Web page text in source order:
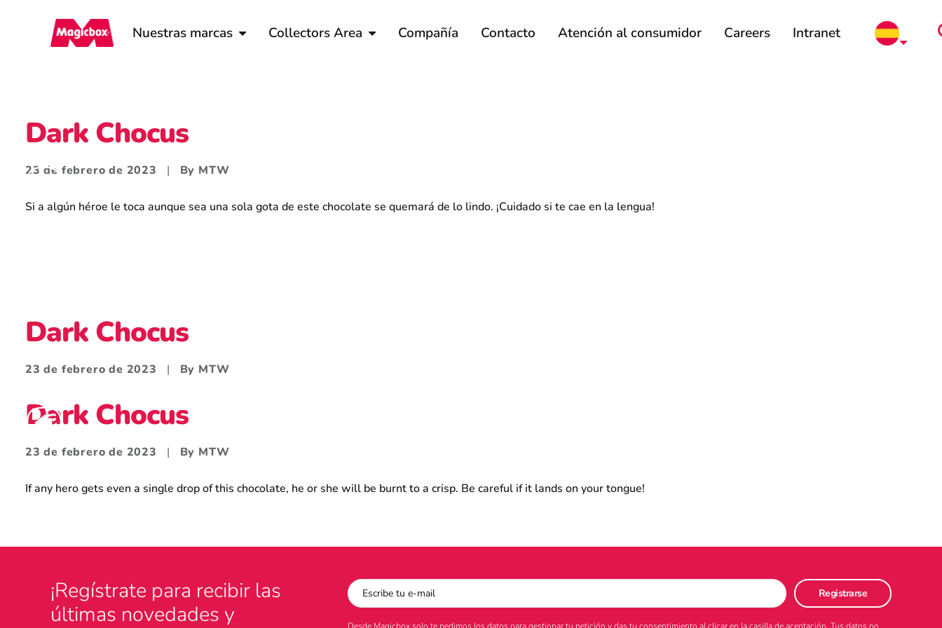
Nuestras marcas Collectors Area Compañía Contacto Atención al consumidor Careers Intranet
Dark Chocus
23 de febrero de 2023 | By MTW
Si a algún héroe le toca aunque sea una sola gota de este chocolate se quemará de lo lindo. ¡Cuidado si te cae en la lengua!
Dark Chocus
23 de febrero de 2023 | By MTW
Dark Chocus
23 de febrero de 2023 | By MTW
If any hero gets even a single drop of this chocolate, he or she will be burnt to a crisp. Be careful if it lands on your tongue!
¡Regístrate para recibir las
últimas novedades y